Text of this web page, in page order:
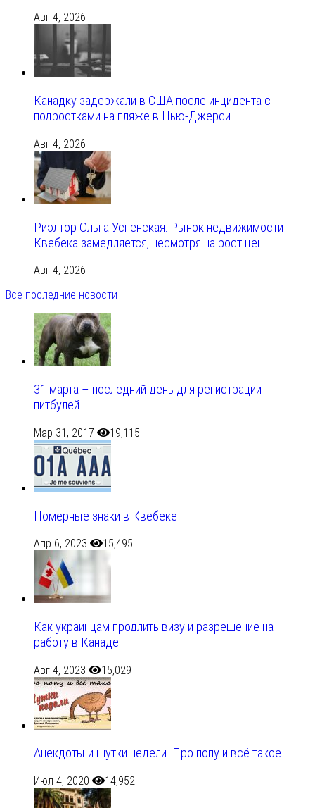
Авг 4, 2026
Канадку задержали в США после инцидента с
подростками на пляже в Нью-Джерси
Авг 4, 2026
Риэлтор Ольга Успенская: Рынок недвижимости
Квебека замедляется, несмотря на рост цен
Авг 4, 2026
Все последние новости
31 марта – последний день для регистрации
питбулей
Мар 31, 2017 19,115
Номерные знаки в Квебеке
Апр 6, 2023 15,495
Как украинцам продлить визу и разрешение на
работу в Канаде
Авг 4, 2023 15,029
Анекдоты и шутки недели. Про попу и всё такое…
Июл 4, 2020 14,952